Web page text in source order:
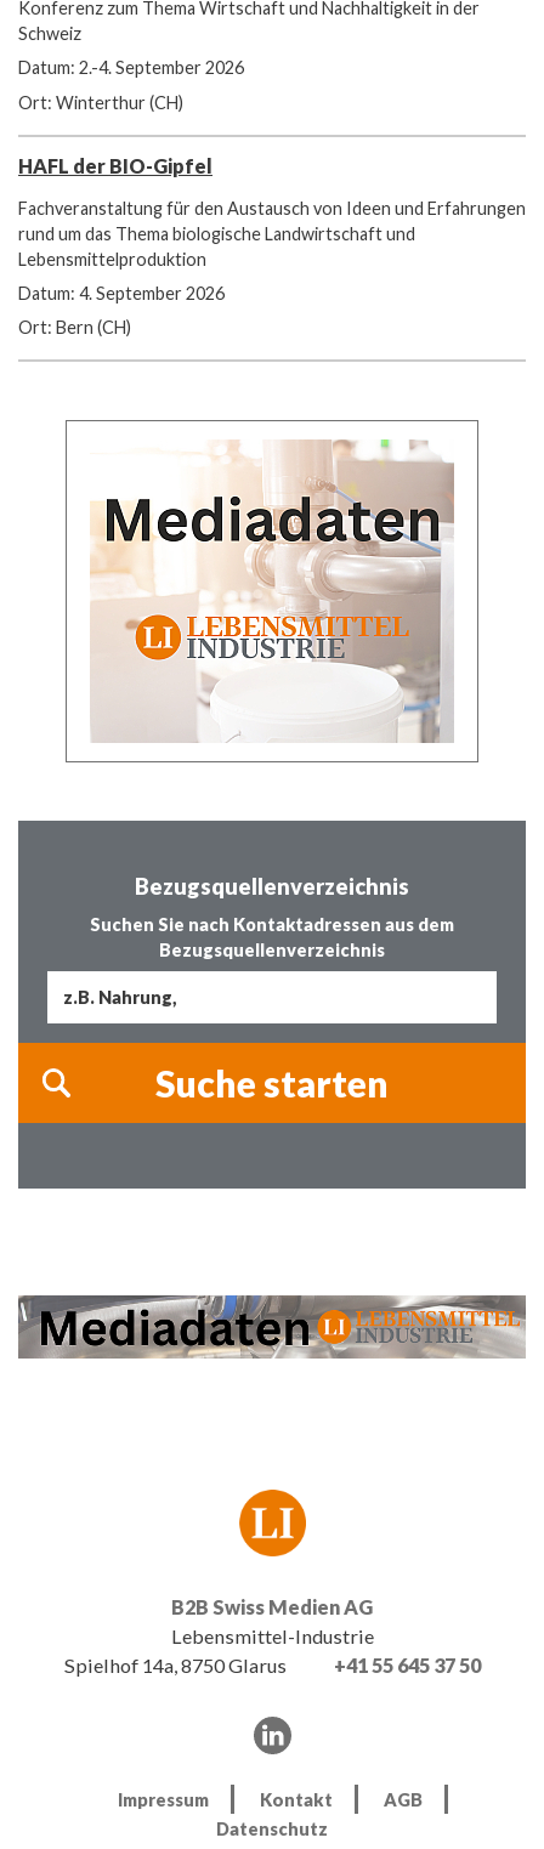
Konferenz zum Thema Wirtschaft und Nachhaltigkeit in der
Schweiz
Datum: 2.-4. September 2026
Ort: Winterthur (CH)
HAFL der BIO-Gipfel
Fachveranstaltung für den Austausch von Ideen und Erfahrungen
rund um das Thema biologische Landwirtschaft und
Lebensmittelproduktion
Datum: 4. September 2026
Ort: Bern (CH)
Bezugsquellenverzeichnis
Suchen Sie nach Kontaktadressen aus dem
Bezugsquellenverzeichnis
B2B Swiss Medien AG
Lebensmittel-Industrie
Spielhof 14a, 8750 Glarus
+41 55 645 37 50
Impressum Kontakt
AGB
Datenschutz